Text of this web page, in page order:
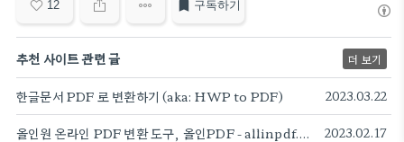
12 구독하기
추천 사이트 관련 글 더 보기
한글문서 PDF 로 변환하기 (aka: HWP to PDF) 2023.03.22
올인원 온라인 PDF 변환 도구, 올인PDF - allinpdf.com (무료) 2023.02.17